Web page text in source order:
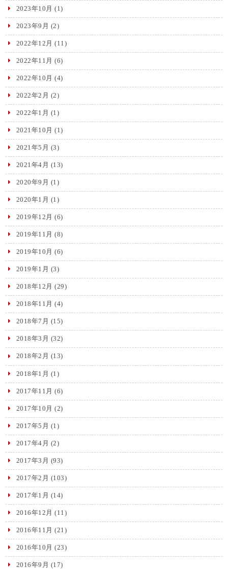
2023年10月 (1)
2023年9月 (2)
2022年12月 (11)
2022年11月 (6)
2022年10月 (4)
2022年2月 (2)
2022年1月 (1)
2021年10月 (1)
2021年5月 (3)
2021年4月 (13)
2020年9月 (1)
2020年1月 (1)
2019年12月 (6)
2019年11月 (8)
2019年10月 (6)
2019年1月 (3)
2018年12月 (29)
2018年11月 (4)
2018年7月 (15)
2018年3月 (32)
2018年2月 (13)
2018年1月 (1)
2017年11月 (6)
2017年10月 (2)
2017年5月 (1)
2017年4月 (2)
2017年3月 (93)
2017年2月 (103)
2017年1月 (14)
2016年12月 (11)
2016年11月 (21)
2016年10月 (23)
2016年9月 (17)